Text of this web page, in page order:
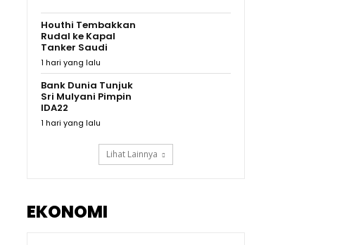
Houthi Tembakkan
Rudal ke Kapal
Tanker Saudi
1 hari yang lalu
Bank Dunia Tunjuk
Sri Mulyani Pimpin
IDA22
1 hari yang lalu
Lihat Lainnya
EKONOMI